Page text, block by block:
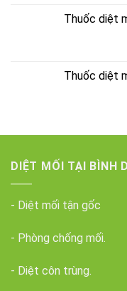
Thuốc diệt
Thuốc diệt
DIỆT MỐI TẠI BÌNH
- Diệt mối tận gốc
- Phòng chống mối.
- Diệt côn trùng.